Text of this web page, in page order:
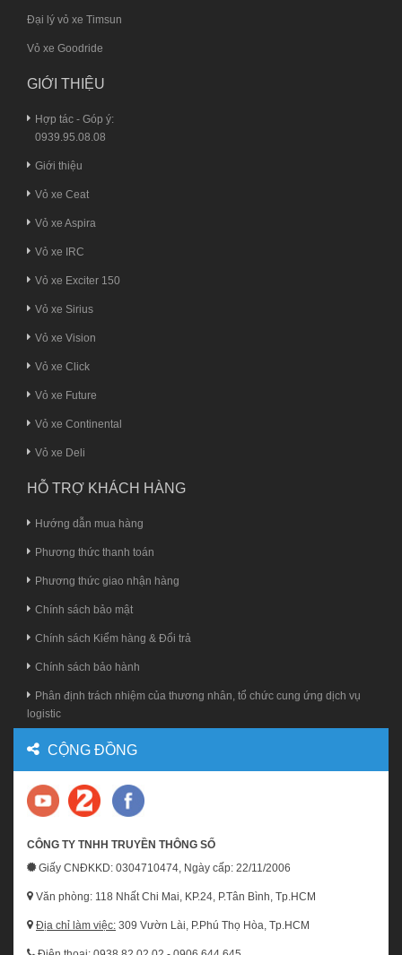
Đại lý vỏ xe Timsun
Vỏ xe Goodride
GIỚI THIỆU
Hợp tác - Góp ý:
0939.95.08.08
Giới thiệu
Vỏ xe Ceat
Vỏ xe Aspira
Vỏ xe IRC
Vỏ xe Exciter 150
Vỏ xe Sirius
Vỏ xe Vision
Vỏ xe Click
Vỏ xe Future
Vỏ xe Continental
Vỏ xe Deli
HỖ TRỢ KHÁCH HÀNG
Hướng dẫn mua hàng
Phương thức thanh toán
Phương thức giao nhận hàng
Chính sách bảo mật
Chính sách Kiểm hàng & Đổi trả
Chính sách bảo hành
Phân định trách nhiệm của thương nhân, tổ chức cung ứng dịch vụ
logistic
CỘNG ĐỒNG
CÔNG TY TNHH TRUYỀN THÔNG SỐ
Giấy CNĐKKD: 0304710474, Ngày cấp: 22/11/2006
Văn phòng: 118 Nhất Chi Mai, KP.24, P.Tân Bình, Tp.HCM
Địa chỉ làm việc: 309 Vườn Lài, P.Phú Thọ Hòa, Tp.HCM